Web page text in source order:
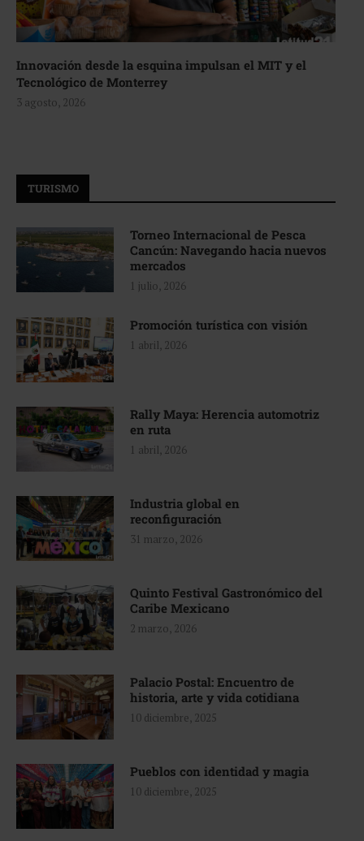
Innovación desde la esquina impulsan el MIT y el
Tecnológico de Monterrey
3 agosto, 2026
TURISMO
Torneo Internacional de Pesca
Cancún: Navegando hacia nuevos
mercados
1 julio, 2026
Promoción turística con visión
1 abril, 2026
Rally Maya: Herencia automotriz
en ruta
1 abril, 2026
Industria global en
reconfiguración
31 marzo, 2026
Quinto Festival Gastronómico del
Caribe Mexicano
2 marzo, 2026
Palacio Postal: Encuentro de
historia, arte y vida cotidiana
10 diciembre, 2025
Pueblos con identidad y magia
10 diciembre, 2025